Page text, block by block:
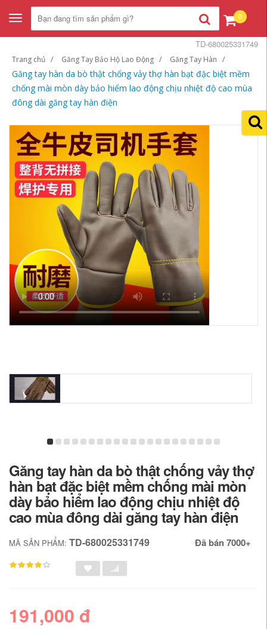
Toggle
navigation
0
Trang chủ Găng Tay Bảo Hộ Lao Động Găng Tay Hàn
Găng tay hàn da bò thật chống vảy thợ hàn bạt đặc biệt mềm
chống mài mòn dày bảo hiểm lao động chịu nhiệt độ cao mùa
đông dài găng tay hàn điện
TD-680025331749
Găng tay hàn da bò thật chống vảy thợ
hàn bạt đặc biệt mềm chống mài mòn
dày bảo hiểm lao động chịu nhiệt độ
cao mùa đông dài găng tay hàn điện
MÃ SẢN PHẨM: TD-680025331749 Đã bán 7000+
191,000 đ